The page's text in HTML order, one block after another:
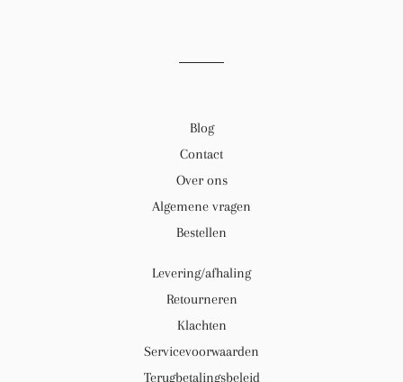
Blog
Contact
Over ons
Algemene vragen
Bestellen
Levering/afhaling
Retourneren
Klachten
Servicevoorwaarden
Terugbetalingsbeleid